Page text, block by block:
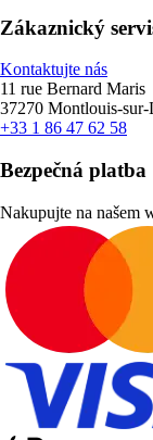
Zákaznický
Kontaktujte nás
11 rue Bernard Maris
37270 Montlouis-
+33 1 86 47 62 58
Bezpečná platba
Nakupujte na našem